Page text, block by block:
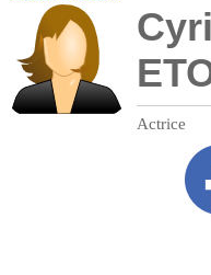
Actrice